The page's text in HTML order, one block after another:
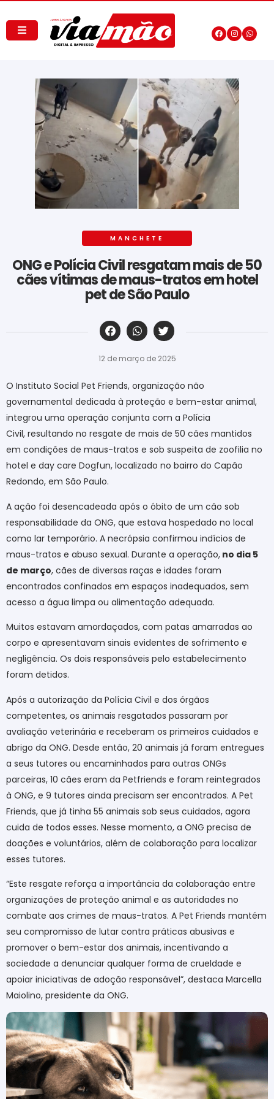
MANCHETE
ONG e Polícia Civil resgatam mais de 50
cães vítimas de maus-tratos em hotel
pet de São Paulo
‎ ‎ ‎ ‎ ‎ ‎ ‎ ‎ ‎ ‎ ‎ ‎ ‎ ‎ ‎ ‎ ‎ ‎ ‎ ‎ ‎ ‎ ‎ ‎ ‎ ‎ ‎ ‎ ‎ ‎ ‎
12 de março de 2025
O Instituto Social Pet Friends, organização não
governamental dedicada à proteção e bem-estar animal,
integrou uma operação conjunta com a Polícia
Civil, resultando no resgate de mais de 50 cães mantidos
em condições de maus-tratos e sob suspeita de zoofilia no
hotel e day care Dogfun, localizado no bairro do Capão
Redondo, em São Paulo.
A ação foi desencadeada após o óbito de um cão sob
responsabilidade da ONG, que estava hospedado no local
como lar temporário. A necrópsia confirmou indícios de
maus-tratos e abuso sexual. Durante a operação, no dia 5
de março, cães de diversas raças e idades foram
encontrados confinados em espaços inadequados, sem
acesso a água limpa ou alimentação adequada.
Muitos estavam amordaçados, com patas amarradas ao
corpo e apresentavam sinais evidentes de sofrimento e
negligência. Os dois responsáveis pelo estabelecimento
foram detidos.
Após a autorização da Polícia Civil e dos órgãos
competentes, os animais resgatados passaram por
avaliação veterinária e receberam os primeiros cuidados e
abrigo da ONG. Desde então, 20 animais já foram entregues
a seus tutores ou encaminhados para outras ONGs
parceiras, 10 cães eram da Petfriends e foram reintegrados
à ONG, e 9 tutores ainda precisam ser encontrados. A Pet
Friends, que já tinha 55 animais sob seus cuidados, agora
cuida de todos esses. Nesse momento, a ONG precisa de
doações e voluntários, além de colaboração para localizar
esses tutores.
“Este resgate reforça a importância da colaboração entre
organizações de proteção animal e as autoridades no
combate aos crimes de maus-tratos. A Pet Friends mantém
seu compromisso de lutar contra práticas abusivas e
promover o bem-estar dos animais, incentivando a
sociedade a denunciar qualquer forma de crueldade e
apoiar iniciativas de adoção responsável”, destaca Marcella
Maiolino, presidente da ONG.